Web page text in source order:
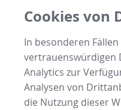
Cookies von
In besonderen
vertrauenswürdigen
Analytics zur
Analysen von
die Nutzung dieser